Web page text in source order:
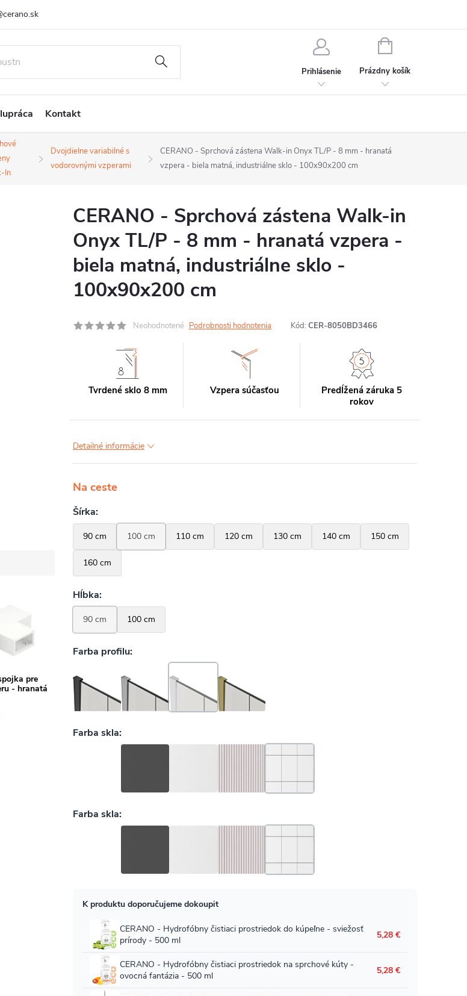
445
na mieru
Prihlásenie
NÁKUPNÝ
Prázdny košík
Kontakt
In
Dvojdielne variabilné s
vodorovnými vzperami
CERANO - Sprchová zástena Walk-in Onyx TL/P - 8 mm - hranatá
vzpera - biela matná, industriálne sklo - 100x90x200 cm
pre
- hranatá
CERANO - Sprchová zástena Walk-in
Onyx TL/P - 8 mm - hranatá vzpera -
biela matná, industriálne sklo -
100x90x200 cm
Neohodnotené Podrobnosti hodnotenia Kód: CER-8050BD3466
Tvrdené sklo 8 mm Vzpera súčasťou
Predĺžená záruka 5
rokov
Detailné informácie
Na ceste